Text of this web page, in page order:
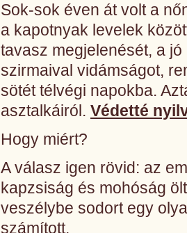
Sok-sok éven át volt a
a kapotnyak levelek
tavasz megjelenését, a
szirmaival vidámságot,
sötét télvégi napokba.
asztalkáiról. Védetté
Hogy miért?
A válasz igen rövid: az
kapzsiság és mohóság
veszélybe sodort egy
számított.